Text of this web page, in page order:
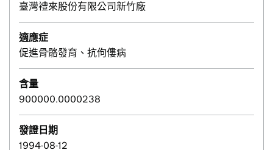
臺灣禮來股份有限公司新竹廠
適應症
促進骨骼發育、抗佝僂病
含量
900000.0000238
發證日期
1994-08-12